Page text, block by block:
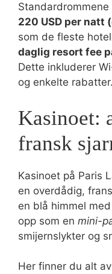
220 USD per natt
som de fleste
daglig resort fee
Dette inkluderer
og enkelte rabatter.
Kasinoet:
fransk
Kasinoet på Paris
en overdådig,
en blå himmel
opp som en mini-
smijernslykter og
Her finner du alt